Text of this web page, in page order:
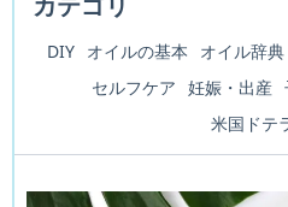
カテゴリ
DIY オイルの基本 オイル辞典
セルフケア 妊娠・出産
米国ドテ